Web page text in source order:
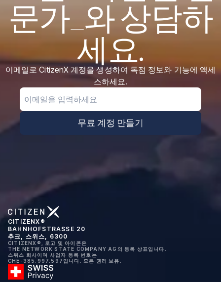
문가_와 상담하
세요.
이메일로 CitizenX 계정을 생성하여 독점 정보와 기능에 액세
스하세요.
Email
무료 계정 만들기
CITIZENX®
BAHNHOFSTRASSE 20
추크, 스위스, 6300
CITIZENX®, 로고 및 아이콘은
THE NETWORK STATE COMPANY AG의 등록 상표입니다.
스위스 회사이며 사업자 등록 번호는
CHE-385.997.597입니다. 모든 권리 보유.